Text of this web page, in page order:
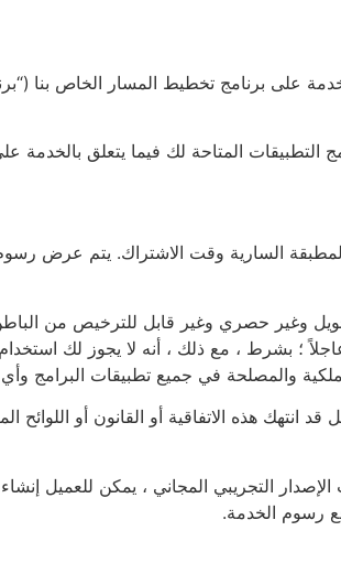
على برنامج تخطيط المسار الخاص بنا
المتاحة لك فيما يتعلق بالخدمة
السارية وقت الاشتراك. يتم عرض
وغير حصري وغير قابل للترخيص من
؛ بشرط ، مع ذلك ، أنه لا يجوز لك
والمصلحة في جميع تطبيقات البرامج وأي
انتهك هذه الاتفاقية أو القانون أو
التجريبي المجاني ، يمكن للعميل
رسوم الخدمة.